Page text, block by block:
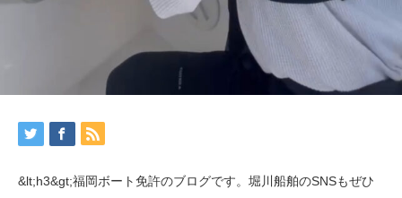
&lt;h3&gt;福岡ボート免許のブログです。堀川船舶のSNSもぜひ